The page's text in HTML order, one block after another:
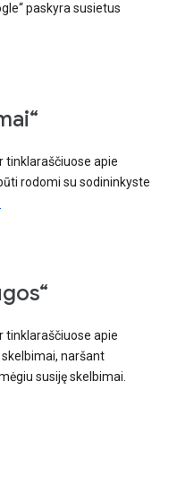
paskyra susietus
tinklaraščiuose apie
rodomi su sodininkyste
tinklaraščiuose apie
naršant
susiję skelbimai.